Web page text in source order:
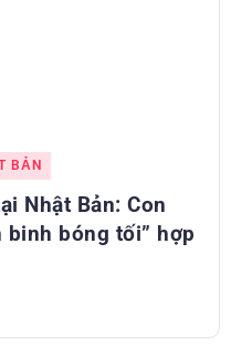
BẢN
Nhật Bản: Con
bóng tối” hợp